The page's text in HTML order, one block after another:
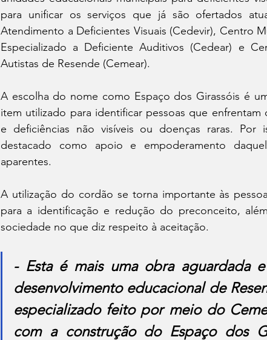
para unificar os serviços que já são ofertados
Atendimento a Deficientes Visuais (Cedevir), Centro
Especializado a Deficiente Auditivos (Cedear) e
Autistas de Resende (Cemear).
A escolha do nome como Espaço dos Girassóis é
item utilizado para identificar pessoas que enfrentam
e deficiências não visíveis ou doenças raras.
destacado como apoio e empoderamento
aparentes.
A utilização do cordão se torna importante às
para a identificação e redução do preconceito,
sociedade no que diz respeito à aceitação.
- Esta é mais uma obra aguardada
desenvolvimento educacional de
especializado feito por meio do
com a construção do Espaço dos